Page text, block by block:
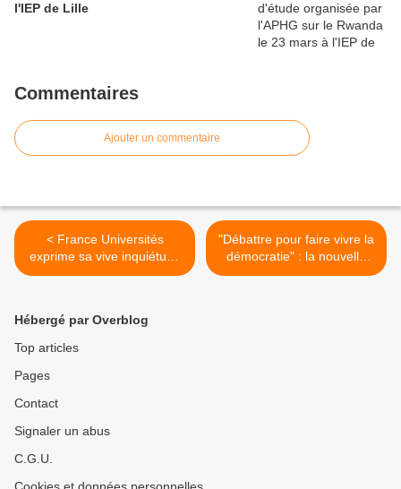
l'IEP de Lille
Commentaires
Ajouter un commentaire
< France Universités
exprime sa vive inquiétude
après l'annulation d'un
"Débattre pour faire vivre la
démocratie" : la nouvelle
édition du prix Samuel Paty
Hébergé par Overblog
Top articles
Pages
Contact
Signaler un abus
C.G.U.